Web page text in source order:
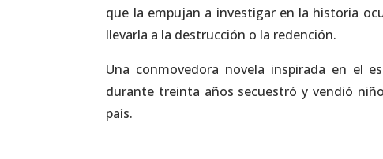
que la empujan a investigar en la historia
llevarla a la destrucción o la redención.
Una conmovedora novela inspirada en el
durante treinta años secuestró y vendió
país.